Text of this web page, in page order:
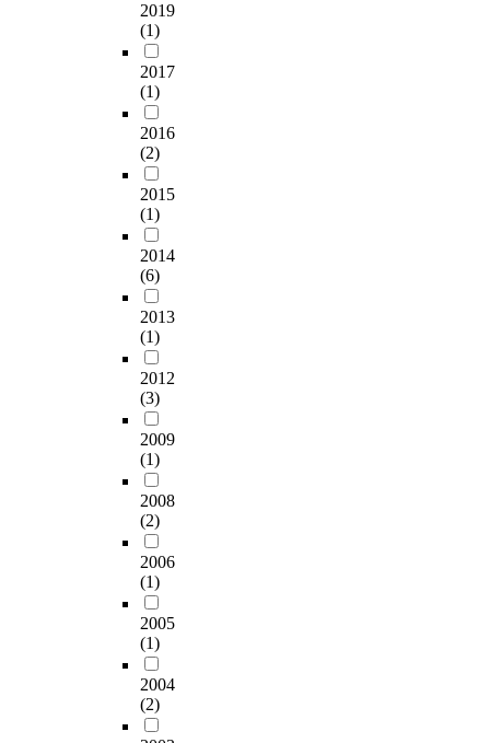
2019
(1)
2017
(1)
2016
(2)
2015
(1)
2014
(6)
2013
(1)
2012
(3)
2009
(1)
2008
(2)
2006
(1)
2005
(1)
2004
(2)